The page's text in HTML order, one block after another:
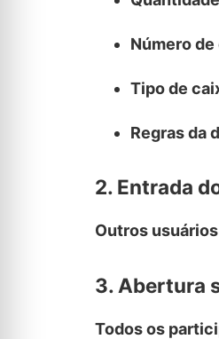
Número
Tipo de
Regras da
2. Entrada
Outros
3. Abertura
Todos os